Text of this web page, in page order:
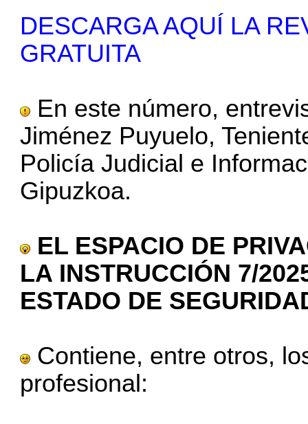
DESCARGA AQUÍ LA
GRATUITA
En este número,
Jiménez Puyuelo,
Policía Judicial e
Gipuzkoa.
EL ESPACIO DE
LA INSTRUCCIÓN 7/
ESTADO DE
Contiene, entre otros,
profesional: